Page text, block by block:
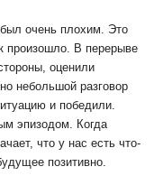
очень плохим. Это
произошло. В перерыве
оценили
небольшой разговор
и победили.
эпизодом. Когда
что у нас есть что-
позитивно.